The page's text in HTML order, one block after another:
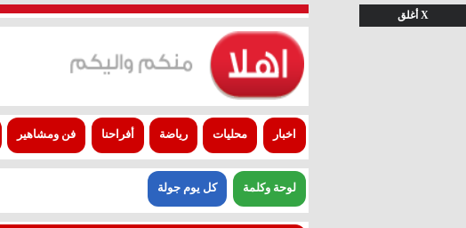
X أغلق
اخبار محليات رياضة أفراحنا فن ومشاهير
لوحة وكلمة كل يوم جولة